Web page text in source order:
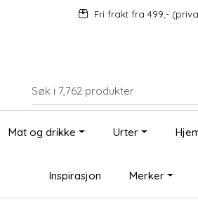
Fri frakt fra 499,-
Mat og drikke Urter
Inspirasjon Merker